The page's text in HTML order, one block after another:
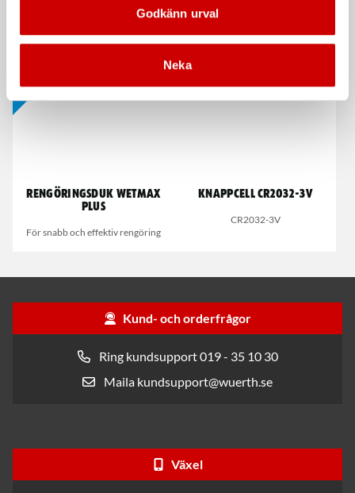
Godkänn urval
Neka
Rengöringsduk Wetmax
Plus
För snabb och effektiv rengöring
Knappcell CR2032-3V
CR2032-3V
Kund- och orderfrågor
Ring kundsupport 019 - 35 10 30
Maila kundsupport@wuerth.se
Växel